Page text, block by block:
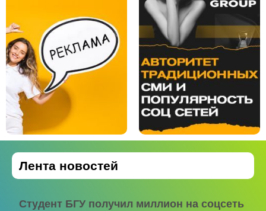
Лента новостей
Студент БГУ получил миллион на соцсеть